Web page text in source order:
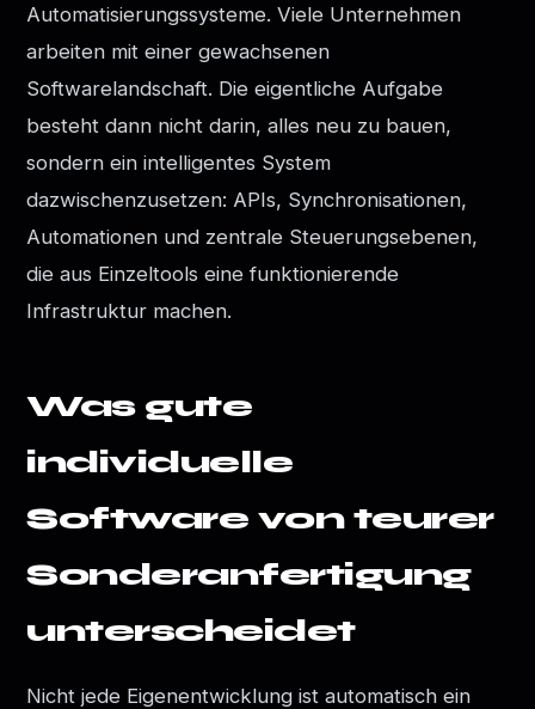
Automatisierungssysteme. Viele Unternehmen
arbeiten mit einer gewachsenen
Softwarelandschaft. Die eigentliche Aufgabe
besteht dann nicht darin, alles neu zu bauen,
sondern ein intelligentes System
dazwischenzusetzen: APIs, Synchronisationen,
Automationen und zentrale Steuerungsebenen,
die aus Einzeltools eine funktionierende
Infrastruktur machen.
Was gute
individuelle
Software von teurer
Sonderanfertigung
unterscheidet
Nicht jede Eigenentwicklung ist automatisch ein